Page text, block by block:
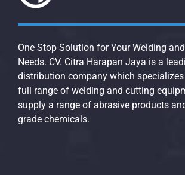
One Stop Solution for Your Welding
Needs. CV. Citra Harapan Jaya is a
distribution company which
full range of welding and cutting
supply a range of abrasive products
grade chemicals.